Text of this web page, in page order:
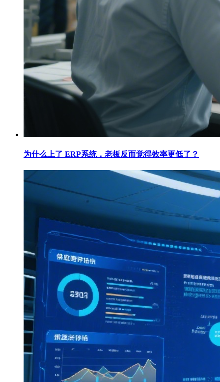
为什么上了 ERP系统，老板反而觉得效率更低了？